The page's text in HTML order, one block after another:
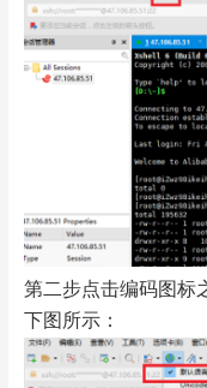
第二步点击编码图标
下图所示：